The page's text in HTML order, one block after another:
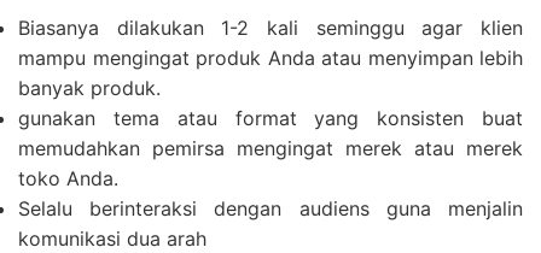
Biasanya dilakukan 1-2 kali seminggu agar klien
mampu mengingat produk Anda atau menyimpan lebih
banyak produk.
gunakan tema atau format yang konsisten buat
memudahkan pemirsa mengingat merek atau merek
toko Anda.
Selalu berinteraksi dengan audiens guna menjalin
komunikasi dua arah